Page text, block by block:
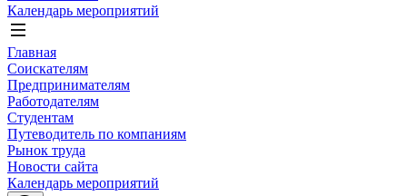
Календарь мероприятий
Главная
Соискателям
Предпринимателям
Работодателям
Студентам
Путеводитель по компаниям
Рынок труда
Новости сайта
Календарь мероприятий